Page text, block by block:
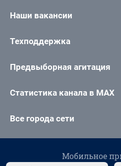
Наши вакансии
Техподдержка
Предвыборная агитация
Статистика канала в MAX
Все города сети
Мобильное